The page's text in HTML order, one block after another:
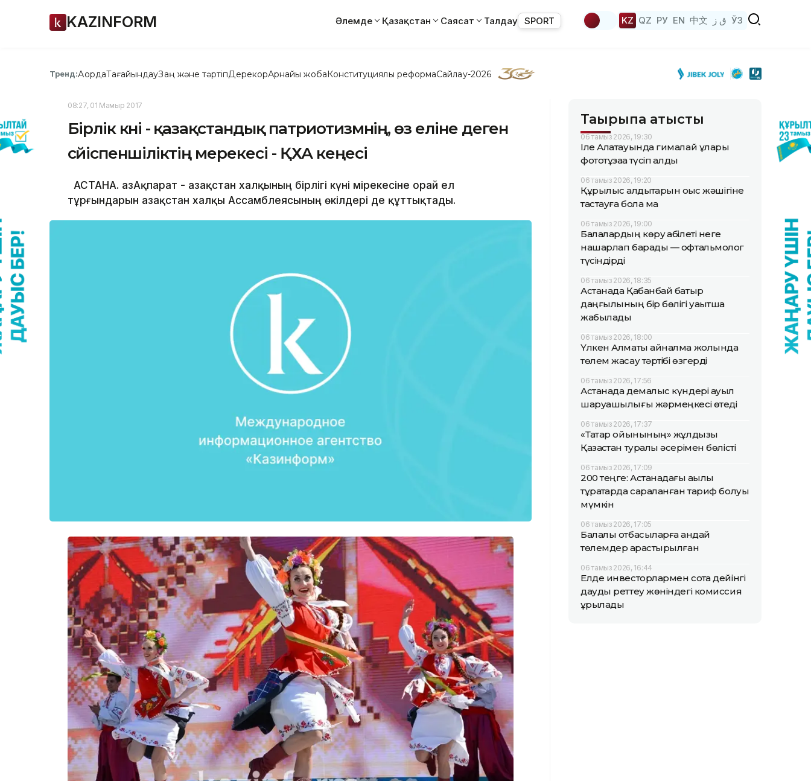
KAZINFORM Әлемде Қазақстан Саясат Талдау SPORT KZ QZ РУ EN 中文 ق ز ЎЗ
Тренд:АқордаТағайындауЗаң және тәртіпДерекқорАрнайы жобаКонституциялық реформаСайлау-2026
08:27, 01 Мамыр 2017
Бірлік күні - қазақстандық патриотизмнің, өз еліне деген
сүйіспеншіліктің мерекесі - ҚХА кеңесі
АСТАНА. ҚазАқпарат - Қазақстан халқының бірлігі күні мірекесіне орай ел
тұрғындарын Қазақстан халқы Ассамблеясының өкілдері де құттықтады.
Тақырыпқа қатысты
06 тамыз 2026, 19:30
Іле Алатауында гималай ұлары
фототұзаққа түсіп қалды
06 тамыз 2026, 19:20
Құрылыс қалдықтарын қоқыс жәшігіне
тастауға бола ма
06 тамыз 2026, 19:00
Балалардың көру қабілеті неге
нашарлап барады — офтальмолог
түсіндірді
06 тамыз 2026, 18:35
Астанада Қабанбай батыр
даңғылының бір бөлігі уақытша
жабылады
06 тамыз 2026, 18:00
Үлкен Алматы айналма жолында
төлем жасау тәртібі өзгерді
06 тамыз 2026, 17:56
Астанада демалыс күндері ауыл
шаруашылығы жәрмеңкесі өтеді
06 тамыз 2026, 17:37
«Тақтар ойынының» жұлдызы
Қазақстан туралы әсерімен бөлісті
06 тамыз 2026, 17:09
200 теңге: Астанадағы ақылы
тұрақтарда сараланған тариф болуы
мүмкін
06 тамыз 2026, 17:05
Балалы отбасыларға қандай
төлемдер қарастырылған
06 тамыз 2026, 16:44
Елде инвесторлармен сотқа дейінгі
дауды реттеу жөніндегі комиссия
құрылады